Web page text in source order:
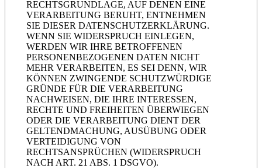
RECHTSGRUNDLAGE, AUF DENEN EINE
VERARBEITUNG BERUHT, ENTNEHMEN
SIE DIESER DATENSCHUTZERKLÄRUNG.
WENN SIE WIDERSPRUCH EINLEGEN,
WERDEN WIR IHRE BETROFFENEN
PERSONENBEZOGENEN DATEN NICHT
MEHR VERARBEITEN, ES SEI DENN, WIR
KÖNNEN ZWINGENDE SCHUTZWÜRDIGE
GRÜNDE FÜR DIE VERARBEITUNG
NACHWEISEN, DIE IHRE INTERESSEN,
RECHTE UND FREIHEITEN ÜBERWIEGEN
ODER DIE VERARBEITUNG DIENT DER
GELTENDMACHUNG, AUSÜBUNG ODER
VERTEIDIGUNG VON
RECHTSANSPRÜCHEN (WIDERSPRUCH
NACH ART. 21 ABS. 1 DSGVO).